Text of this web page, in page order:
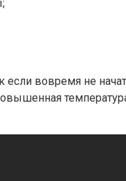
если вовремя не